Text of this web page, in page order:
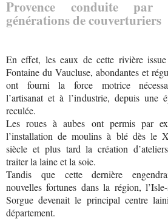
Provence conduite par
générations de couverturiers
En effet, les eaux de cette rivière
Fontaine du Vaucluse, abondantes et
ont fourni la force motrice
l’artisanat et à l’industrie, depuis une
reculée.
Les roues à aubes ont permis par
l’installation de moulins à blé dès le
siècle et plus tard la création
traiter la laine et la soie.
Tandis que cette dernière
nouvelles fortunes dans la région,
Sorgue devenait le principal centre
département.